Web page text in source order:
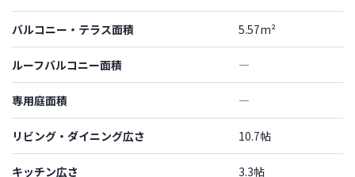
バルコニー・テラス面積 5.57m²
ルーフバルコニー面積 ―
専用庭面積 ―
リビング・ダイニング広さ 10.7帖
キッチン広さ 3.3帖